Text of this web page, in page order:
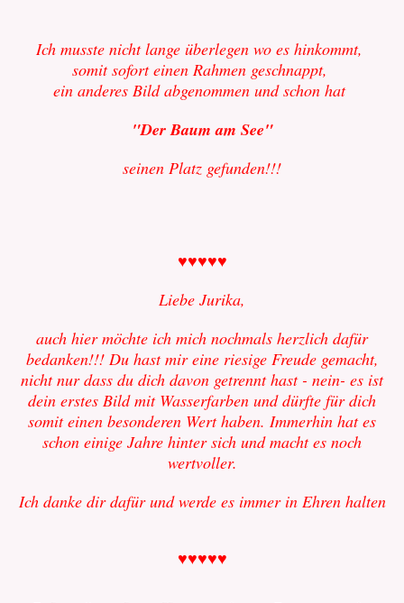
Ich musste nicht lange überlegen wo es hinkommt,
somit sofort einen Rahmen geschnappt,
ein anderes Bild abgenommen und schon hat
"Der Baum am See"
seinen Platz gefunden!!!
♥♥♥♥♥
Liebe Jurika,
auch hier möchte ich mich nochmals herzlich dafür
bedanken!!! Du hast mir eine riesige Freude gemacht,
nicht nur dass du dich davon getrennt hast - nein- es ist
dein erstes Bild mit Wasserfarben und dürfte für dich
somit einen besonderen Wert haben. Immerhin hat es
schon einige Jahre hinter sich und macht es noch
wertvoller.
Ich danke dir dafür und werde es immer in Ehren halten
♥♥♥♥♥